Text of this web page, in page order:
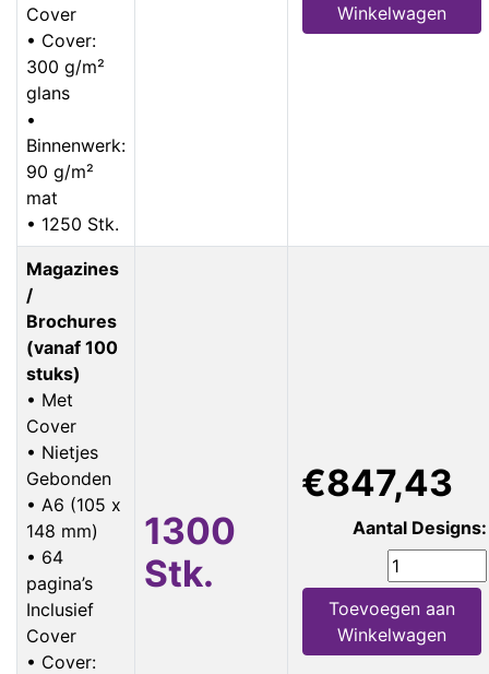
Cover
• Cover:
300 g/m²
glans
•
Binnenwerk:
90 g/m²
mat
• 1250 Stk.
Winkelwagen
Magazines
/
Brochures
(vanaf 100
stuks)
• Met
Cover
• Nietjes
Gebonden
• A6 (105 x
148 mm)
• 64
pagina’s
Inclusief
Cover
• Cover:
1300
Stk.
€847,43
Aantal Designs:
Toevoegen aan
Winkelwagen